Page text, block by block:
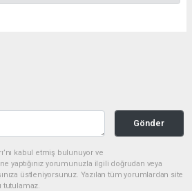
Gönder
kabul etmiş bulunuyor ve
yaptığınız yorumunuzla ilgili doğrudan veya
üstleniyorsunuz. Yazılan tüm yorumlardan site